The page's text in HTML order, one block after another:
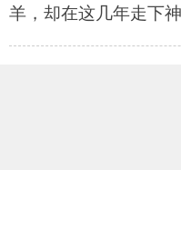
羊，却在这几年走下